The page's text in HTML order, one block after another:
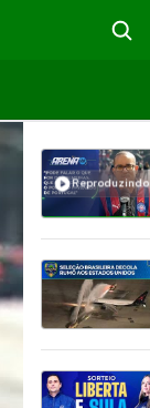
Reproduzindo